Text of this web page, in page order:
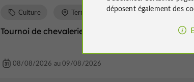
Tournoi de chevalerie
Culture Termes-d'Armagnac
08/08/2026 au 09/08/2026
déposent également des